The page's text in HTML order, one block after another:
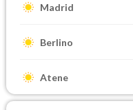
Madrid
Berlino
Atene